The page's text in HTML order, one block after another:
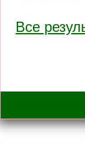
Все